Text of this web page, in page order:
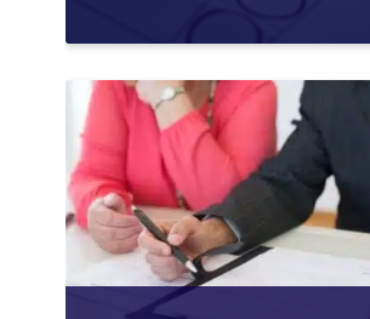
TRANSMISSION DES
PME BELGES